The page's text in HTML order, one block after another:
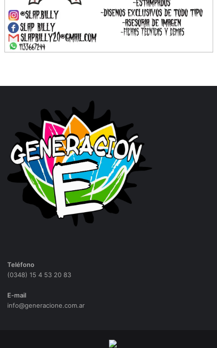
Teléfono
(0348) 15 4 53 20 83
E-mail
info@generacione.com.ar